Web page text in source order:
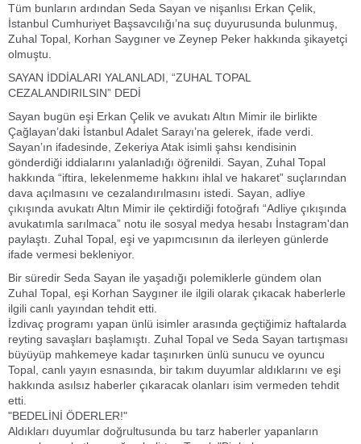
Tüm bunların ardından Seda Sayan ve nişanlısı Erkan Çelik,
İstanbul Cumhuriyet Başsavcılığı’na suç duyurusunda bulunmuş,
Zuhal Topal, Korhan Saygıner ve Zeynep Peker hakkında şikayetçi
olmuştu.
SAYAN İDDİALARI YALANLADI, “ZUHAL TOPAL
CEZALANDIRILSIN” DEDİ
Sayan bugün eşi Erkan Çelik ve avukatı Altın Mimir ile birlikte
Çağlayan’daki İstanbul Adalet Sarayı’na gelerek, ifade verdi.
Sayan’ın ifadesinde, Zekeriya Atak isimli şahsı kendisinin
gönderdiği iddialarını yalanladığı öğrenildi. Sayan, Zuhal Topal
hakkında “iftira, lekelenmeme hakkını ihlal ve hakaret” suçlarından
dava açılmasını ve cezalandırılmasını istedi. Sayan, adliye
çıkışında avukatı Altın Mimir ile çektirdiği fotoğrafı “Adliye çıkışında
avukatımla sarılmaca” notu ile sosyal medya hesabı İnstagram'dan
paylaştı. Zuhal Topal, eşi ve yapımcısının da ilerleyen günlerde
ifade vermesi bekleniyor.
Bir süredir Seda Sayan ile yaşadığı polemiklerle gündem olan
Zuhal Topal, eşi Korhan Saygıner ile ilgili olarak çıkacak haberlerle
ilgili canlı yayından tehdit etti.
İzdivaç programı yapan ünlü isimler arasında geçtiğimiz haftalarda
reyting savaşları başlamıştı. Zuhal Topal ve Seda Sayan tartışması
büyüyüp mahkemeye kadar taşınırken ünlü sunucu ve oyuncu
Topal, canlı yayın esnasında, bir takım duyumlar aldıklarını ve eşi
hakkında asılsız haberler çıkaracak olanları isim vermeden tehdit
etti.
"BEDELİNİ ÖDERLER!"
Aldıkları duyumlar doğrultusunda bu tarz haberler yapanların